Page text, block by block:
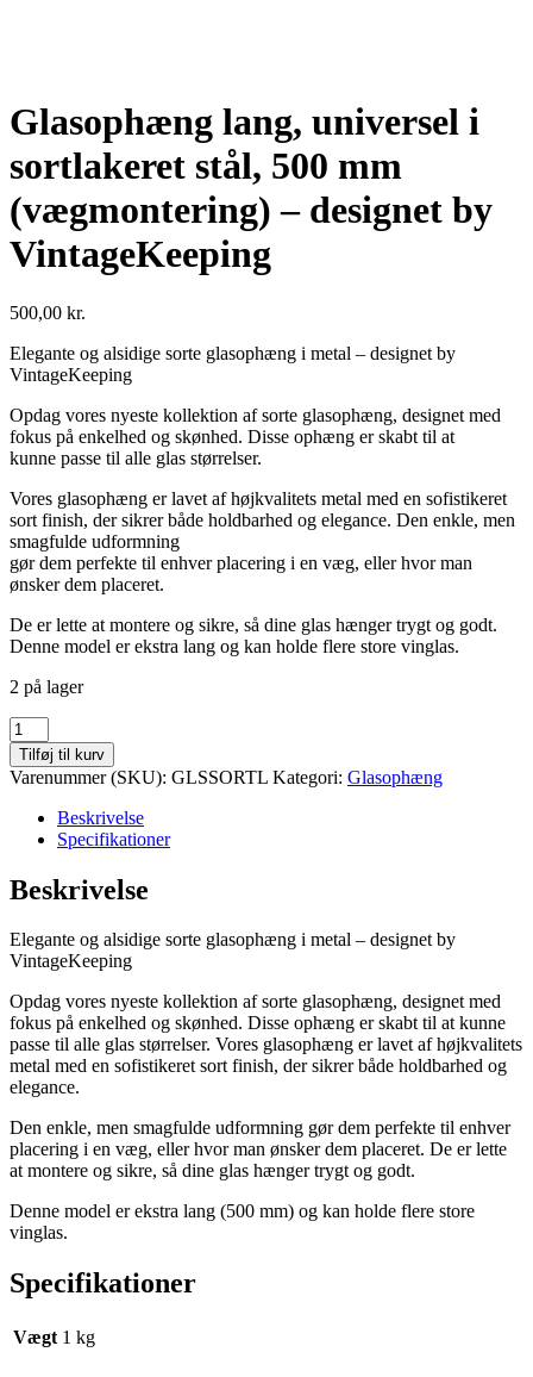
Glasophæng lang, universel i
sortlakeret stål, 500 mm
(vægmontering) – designet by
VintageKeeping
500,00 kr.
Elegante og alsidige sorte glasophæng i metal – designet by
VintageKeeping
Opdag vores nyeste kollektion af sorte glasophæng, designet med
fokus på enkelhed og skønhed. Disse ophæng er skabt til at
kunne passe til alle glas størrelser.
Vores glasophæng er lavet af højkvalitets metal med en sofistikeret
sort finish, der sikrer både holdbarhed og elegance. Den enkle, men
smagfulde udformning
gør dem perfekte til enhver placering i en væg, eller hvor man
ønsker dem placeret.
De er lette at montere og sikre, så dine glas hænger trygt og godt.
Denne model er ekstra lang og kan holde flere store vinglas.
2 på lager
Glasophæng
lang,
universel
sortlakeret
mm
(vægmontering)
designet
by
antal
Tilføj til kurv
Varenummer (SKU): GLSSORTL Kategori: Glasophæng
Beskrivelse
Specifikationer
Beskrivelse
Elegante og alsidige sorte glasophæng i metal – designet by
VintageKeeping
Opdag vores nyeste kollektion af sorte glasophæng, designet med
fokus på enkelhed og skønhed. Disse ophæng er skabt til at kunne
passe til alle glas størrelser. Vores glasophæng er lavet af højkvalitets
metal med en sofistikeret sort finish, der sikrer både holdbarhed og
elegance.
Den enkle, men smagfulde udformning gør dem perfekte til enhver
placering i en væg, eller hvor man ønsker dem placeret. De er lette
at montere og sikre, så dine glas hænger trygt og godt.
Denne model er ekstra lang (500 mm) og kan holde flere store
vinglas.
Specifikationer
Vægt 1 kg